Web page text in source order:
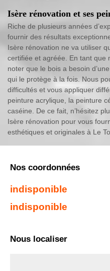
Isère rénovation et ses
Riche de plusieurs années
fournir des résultats
Isère rénovation ne va utiliser
certifiée et agréée. En tant que
noter que le bois a besoin
qui le protège à la fois. Nous
difficultés et vous appliquer
peinture acrylique, la peinture
caséine. De ce fait, n’hésitez
Isère rénovation pour vous
esthétiques et originales à Le
Nos coordonnées
indisponible
indisponible
Nous localiser